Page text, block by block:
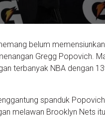
belum
Gregg Popovich.
terbanyak NBA dengan
spanduk
melawan Brooklyn Nets